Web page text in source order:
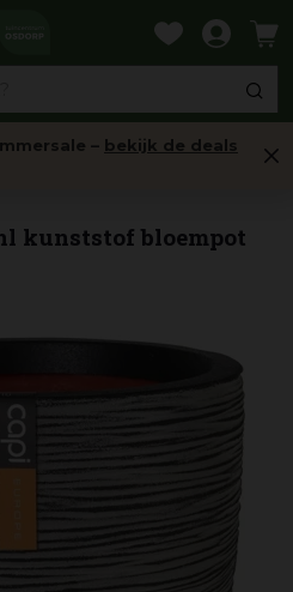
– bekijk de deals
kunststof bloempot